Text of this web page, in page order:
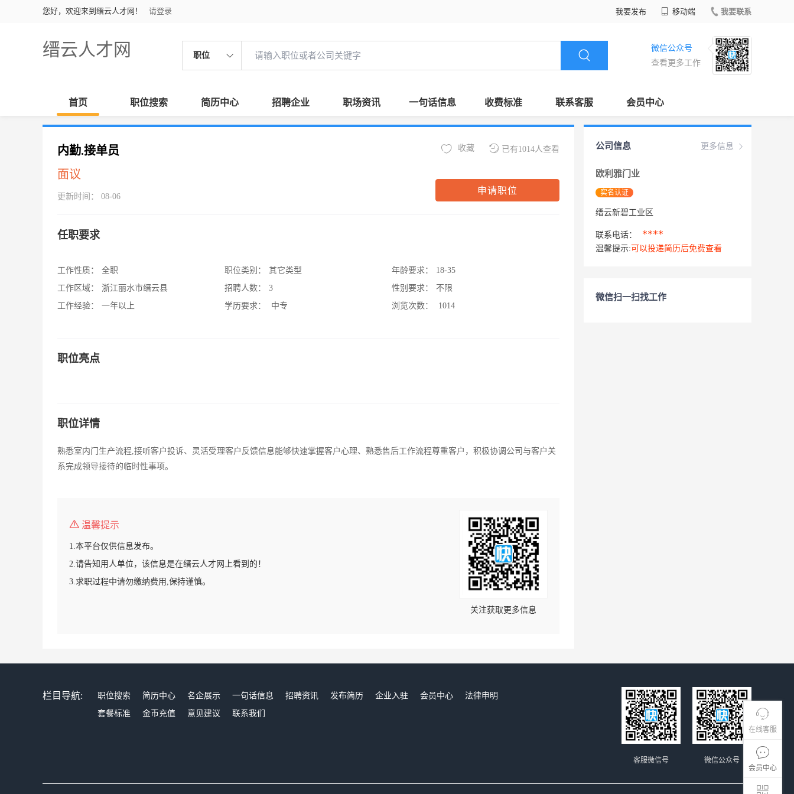
您好，欢迎来到缙云人才网！ 请登录 我要发布 移动端 我要联系
缙云人才网 职位
微信公众号
查看更多工作
首页 职位搜索 简历中心 招聘企业 职场资讯 一句话信息 收费标准 联系客服 会员中心
在线客服
会员中心
内勤.接单员
面议
更新时间： 08-06
已有1014人查看
收藏
申请职位
任职要求
工作性质：
全职
工作区域：
浙江丽水市缙云县
工作经验：
一年以上
职位类别：
其它类型
招聘人数：
3
学历要求：
中专
年龄要求：
18-35
性别要求：
不限
浏览次数：
1014
职位亮点
职位详情
熟悉室内门生产流程,接听客户投诉、灵活受理客户反馈信息能够快速掌握客户心理、熟悉售后工作流程尊重客户，积极协调公司与客户关
系完成领导接待的临时性事项。
温馨提示
1.本平台仅供信息发布。
2.请告知用人单位，该信息是在缙云人才网上看到的！
3.求职过程中请勿缴纳费用,保持谨慎。
关注获取更多信息
更多信息
公司信息
欧利雅门业
实名认证
缙云新碧工业区
联系电话： ****
温馨提示: 可以投递简历后免费查看
微信扫一扫找工作
栏目导航: 职位搜索 简历中心 名企展示 一句话信息 招聘资讯 发布简历 企业入驻 会员中心
法律申明
套餐标准
金币充值 意见建议 联系我们
微信公众号
客服微信号